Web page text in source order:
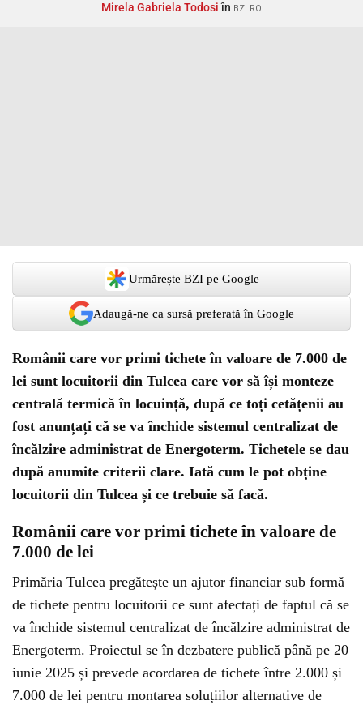
Mirela Gabriela Todosiîn BZI.RO
Urmărește BZI pe Google
Adaugă-ne ca sursă preferată în Google
Românii care vor primi tichete în valoare de 7.000 de
lei sunt locuitorii din Tulcea care vor să își monteze
centrală termică în locuință, după ce toți cetățenii au
fost anunțați că se va închide sistemul centralizat de
încălzire administrat de Energoterm. Tichetele se dau
după anumite criterii clare. Iată cum le pot obține
locuitorii din Tulcea și ce trebuie să facă.
Românii care vor primi tichete în valoare de
7.000 de lei
Primăria Tulcea pregătește un ajutor financiar sub formă
de tichete pentru locuitorii ce sunt afectați de faptul că se
va închide sistemul centralizat de încălzire administrat de
Energoterm. Proiectul se în dezbatere publică până pe 20
iunie 2025 și prevede acordarea de tichete între 2.000 și
7.000 de lei pentru montarea soluțiilor alternative de